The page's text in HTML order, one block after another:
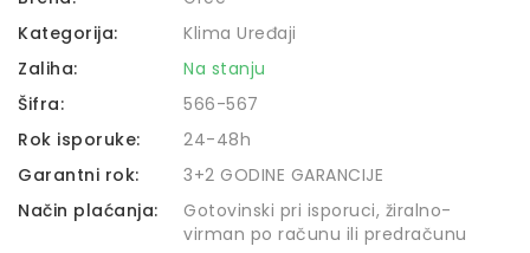
Kategorija:
Klima Uređaji
Zaliha:
Na stanju
Šifra:
566-567
Rok isporuke:
24-48h
Garantni rok:
3+2 GODINE GARANCIJE
Način plaćanja:
Gotovinski pri isporuci, žiralno-
virman po računu ili predračunu